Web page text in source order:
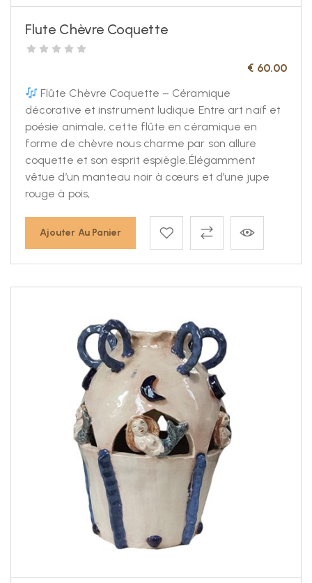
Flute Chèvre Coquette
€ 60.00
Flûte Chèvre Coquette – Céramique
décorative et instrument ludique Entre art naïf et
poésie animale, cette flûte en céramique en
forme de chèvre nous charme par son allure
coquette et son esprit espiègle.Élégamment
vêtue d’un manteau noir à cœurs et d’une jupe
rouge à pois,
Ajouter Au Panier